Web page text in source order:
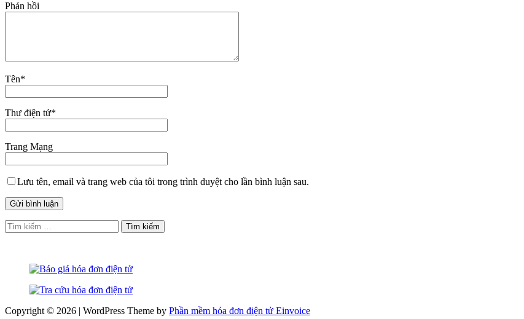
Phản hồi
Tên*
Thư điện tử*
Trang Mạng
Lưu tên, email và trang web của tôi trong trình duyệt cho lần bình luận sau.
Tìm
kiếm
Copyright © 2026 | WordPress Theme by Phần mềm hóa đơn điện tử Einvoice